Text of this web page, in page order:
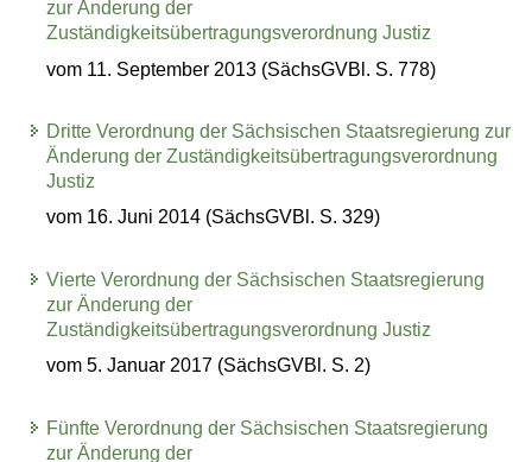
zur Änderung der
Zuständigkeitsübertragungsverordnung Justiz
vom 11. September 2013 (SächsGVBl. S. 778)
Dritte Verordnung der Sächsischen Staatsregierung zur
Änderung der Zuständigkeitsübertragungsverordnung
Justiz
vom 16. Juni 2014 (SächsGVBl. S. 329)
Vierte Verordnung der Sächsischen Staatsregierung
zur Änderung der
Zuständigkeitsübertragungsverordnung Justiz
vom 5. Januar 2017 (SächsGVBl. S. 2)
Fünfte Verordnung der Sächsischen Staatsregierung
zur Änderung der